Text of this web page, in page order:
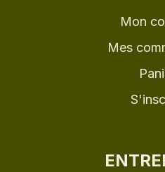
Mon
Mes